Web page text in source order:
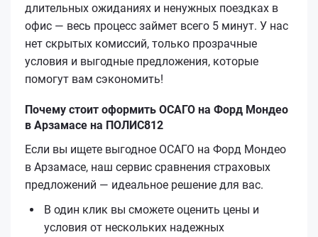
длительных ожиданиях и ненужных поездках в
офис — весь процесс займет всего 5 минут. У нас
нет скрытых комиссий, только прозрачные
условия и выгодные предложения, которые
помогут вам сэкономить!
Почему стоит оформить ОСАГО на Форд Мондео
в Арзамасе на ПОЛИС812
Если вы ищете выгодное ОСАГО на Форд Мондео
в Арзамасе, наш сервис сравнения страховых
предложений — идеальное решение для вас.
В один клик вы сможете оценить цены и
условия от нескольких надежных